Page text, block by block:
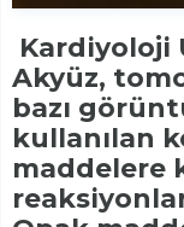
Kardiyoloji
Akyüz,
bazı
kullanılan
maddelere